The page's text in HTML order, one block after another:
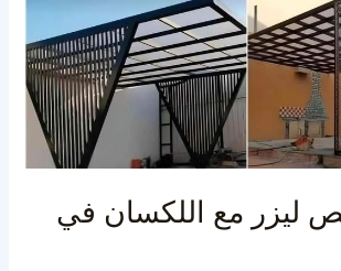
ليزر مع اللكسان في